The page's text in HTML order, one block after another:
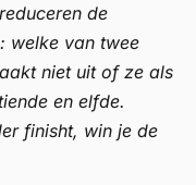
de
welke van twee
niet uit of ze als
en elfde.
finisht, win je de